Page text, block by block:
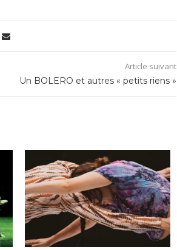
Article suivant
Un BOLERO et autres « petits riens »